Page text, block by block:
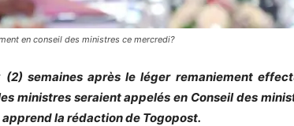
en conseil des ministres ce mercredi?
(2) semaines après le léger remaniement
ministres seraient appelés en Conseil des
apprend la rédaction de Togopost.